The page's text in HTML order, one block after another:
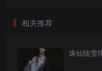
相关推荐
诛仙陆雪